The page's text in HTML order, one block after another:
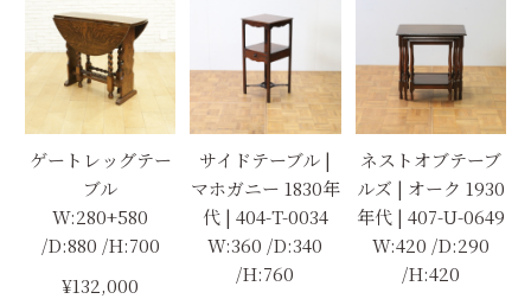
ゲートレッグテー
ブル
W:280+580
/D:880 /H:700
¥132,000
サイドテーブル |
マホガニー 1830年
代 | 404-T-0034
W:360 /D:340
/H:760
ネストオブテーブ
ルズ | オーク 1930
年代 | 407-U-0649
W:420 /D:290
/H:420